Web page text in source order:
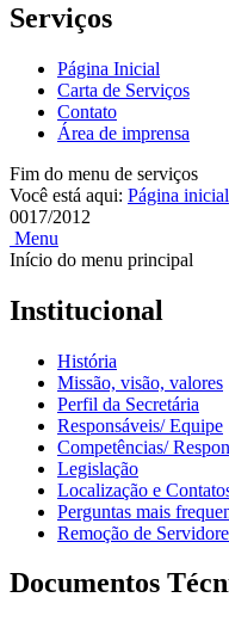
Serviços
Página Inicial
Carta de Serviços
Contato
Área de imprensa
Fim do menu de serviços
Você está aqui: Página inicial
0017/2012
Menu
Início do menu principal
Institucional
História
Missão, visão, valores
Perfil da Secretária
Responsáveis/ Equipe
Competências/
Legislação
Localização e
Perguntas mais
Remoção de
Documentos